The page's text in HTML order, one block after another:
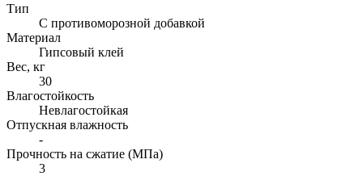
Тип
С противоморозной добавкой
Материал
Гипсовый клей
Вес, кг
30
Влагостойкость
Невлагостойкая
Отпускная влажность
-
Прочность на сжатие (МПа)
3